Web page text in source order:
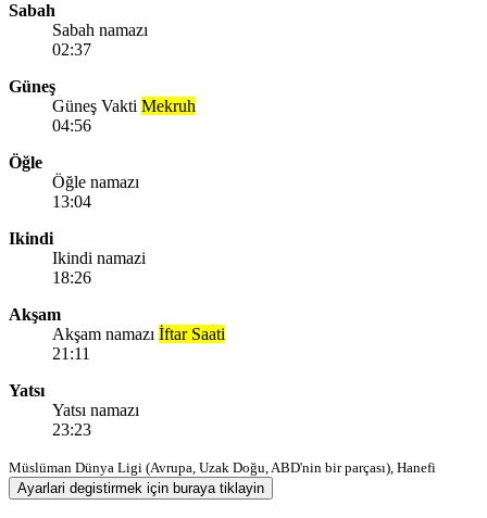
Sabah
Sabah namazı
02:37
Güneş
Güneş Vakti Mekruh
04:56
Öğle
Öğle namazı
13:04
Ikindi
Ikindi namazi
18:26
Akşam
Akşam namazı İftar Saati
21:11
Yatsı
Yatsı namazı
23:23
Müslüman Dünya Ligi (Avrupa, Uzak Doğu, ABD'nin bir parçası), Hanefi
Ayarlari degistirmek için buraya tiklayin